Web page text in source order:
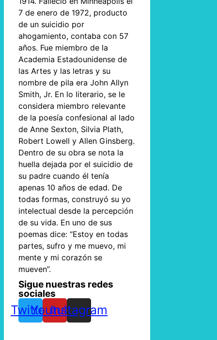
7 de enero de 1972, producto
de un suicidio por
ahogamiento, contaba con 57
años. Fue miembro de la
Academia Estadounidense de
las Artes y las letras y su
nombre de pila era John Allyn
Smith, Jr. En lo literario, se le
considera miembro relevante
de la poesía confesional al lado
de Anne Sexton, Silvia Plath,
Robert Lowell y Allen Ginsberg.
Dentro de su obra se nota la
huella dejada por el suicidio de
su padre cuando él tenía
apenas 10 años de edad. De
todas formas, construyó su yo
intelectual desde la percepción
de su vida. En uno de sus
poemas dice: “Estoy en todas
partes, sufro y me muevo, mi
mente y mi corazón se
mueven”.
Sigue nuestras redes
sociales
TwitterYoutube
Instagram